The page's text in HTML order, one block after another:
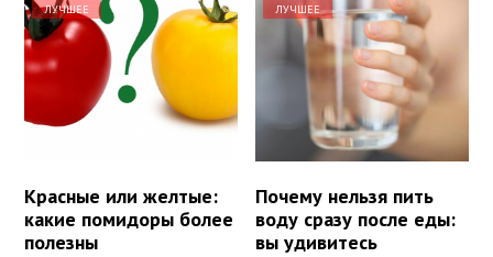
ЛУЧШЕЕ
Красные или желтые:
какие помидоры более
полезны
ЛУЧШЕЕ
Почему нельзя пить
воду сразу после еды:
вы удивитесь